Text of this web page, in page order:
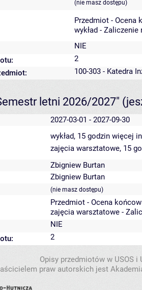
(nie masz dostępu)
Przedmiot - Ocena
wykład - Zaliczenie
NIE
2
100-303 - Katedra
letni 2026/2027"
2027-03-01 - 2027-09-30
wykład, 15 godzin więcej
zajęcia warsztatowe, 15
Zbigniew Burtan
Zbigniew Burtan
(nie masz dostępu)
Przedmiot - Ocena
zajęcia warsztatowe -
NIE
2
Opisy przedmiotów w USOS
praw autorskich jest